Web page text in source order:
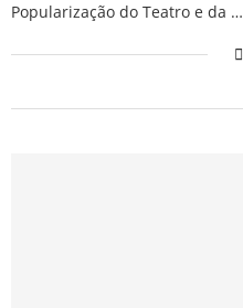
Popularização do Teatro e da …